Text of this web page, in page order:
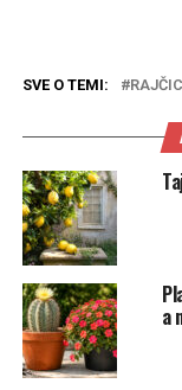
SVE O TEMI:
a